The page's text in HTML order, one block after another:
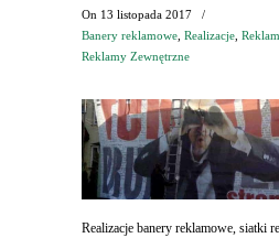
On 13 listopada 2017
/
Banery reklamowe Realizacje
Reklamy Zewnętrzne
Realizacje banery reklamowe, siatki